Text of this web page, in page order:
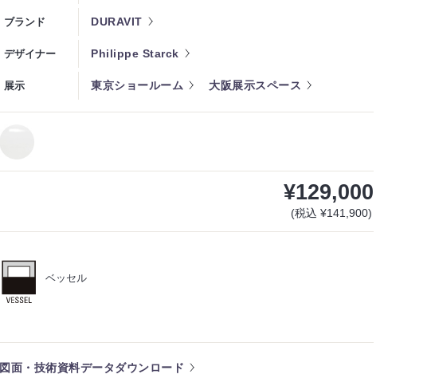
ブランド DURAVIT
デザイナー Philippe Starck
展示 東京ショールーム 大阪展示スペース
¥129,000
(税込 ¥141,900)
ベッセル
図面・技術資料データダウンロード